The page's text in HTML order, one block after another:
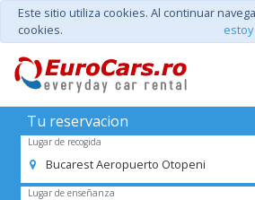
Este sitio utiliza cookies. Al continuar
cookies.
Tu reservacion
Lugar de recogida
Bucarest Aeropuerto Otopeni
Lugar de enseñanza